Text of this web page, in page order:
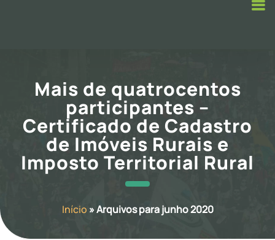
Mais de quatrocentos
participantes –
Certificado de Cadastro
de Imóveis Rurais e
Imposto Territorial Rural
Início »Arquivos para junho 2020